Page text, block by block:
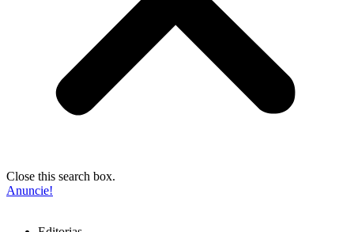
Close this search box.
Anuncie!